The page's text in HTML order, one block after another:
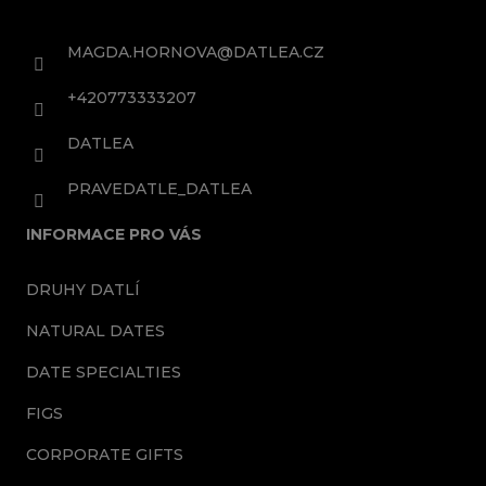
MAGDA.HORNOVA@DATLEA.CZ
+420773333207
DATLEA
PRAVEDATLE_DATLEA
INFORMACE PRO VÁS
DRUHY DATLÍ
NATURAL DATES
DATE SPECIALTIES
FIGS
CORPORATE GIFTS